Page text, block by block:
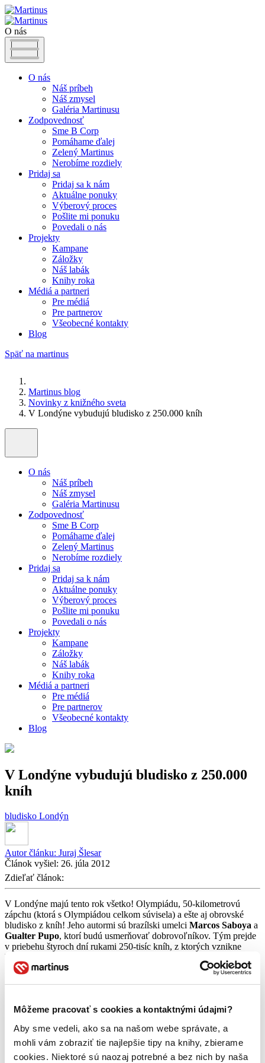
Môžeme pracovať s cookies a kontaktnými údajmi?
Aby sme vedeli, ako sa na našom webe správate, a
mohli vám zobraziť tie najlepšie tipy na knihy, zbierame
cookies. Niektoré sú naozaj potrebné a bez nich by naša
O nás
O nás
Náš príbeh
Náš zmysel
Galéria Martinusu
Zodpovednosť
Sme B Corp
Pomáhame ďalej
Zelený Martinus
Nerobíme rozdiely
Pridaj sa
Pridaj sa k nám
Aktuálne ponuky
Výberový proces
Pošlite mi ponuku
Povedali o nás
Projekty
Kampane
Záložky
Náš labák
Knihy roka
Médiá a partneri
Pre médiá
Pre partnerov
Všeobecné kontakty
Blog
Späť na martinus
Martinus blog
Novinky z knižného sveta
V Londýne vybudujú bludisko z 250.000 kníh
O nás
Náš príbeh
Náš zmysel
Galéria Martinusu
Zodpovednosť
Sme B Corp
Pomáhame ďalej
Zelený Martinus
Nerobíme rozdiely
Pridaj sa
Pridaj sa k nám
Aktuálne ponuky
Výberový proces
Pošlite mi ponuku
Povedali o nás
Projekty
Kampane
Záložky
Náš labák
Knihy roka
Médiá a partneri
Pre médiá
Pre partnerov
Všeobecné kontakty
Blog
V Londýne vybudujú bludisko z 250.000
kníh
bludisko Londýn
Autor článku: Juraj Šlesar
Článok vyšiel: 26. júla 2012
Zdieľať článok:
V Londýne majú tento rok všetko! Olympiádu, 50-kilometrovú
zápchu (ktorá s Olympiádou celkom súvisela) a ešte aj obrovské
bludisko z kníh! Jeho autormi sú brazílski umelci Marcos Saboya a
Gualter Pupo, ktorí budú usmerňovať dobrovoľníkov. Tým prejde
v priebehu štyroch dní rukami 250-tisíc kníh, z ktorých vznikne
bludisko so stenami vysokými tri metre a celkovou dĺžkou
presahujúcou 300 metrov.
Bludisko plné prekvapení
Akonáhle bude bludisko hotové, návštevníci si budú môcť
mnoho ďalších drobných prekvapení. V bludisku budú
nainštalované malé obrazovky s rôznymi citátmi a ukážkami z kníh
a na niektorých miestach natrafia aj na autorov, ktorí budú čítať zo